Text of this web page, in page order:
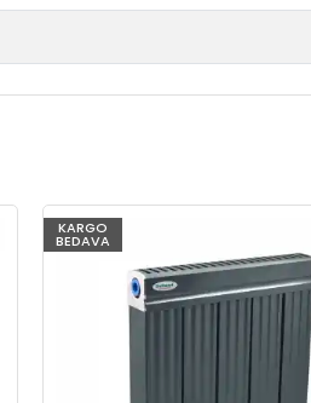
KARGO
BEDAVA